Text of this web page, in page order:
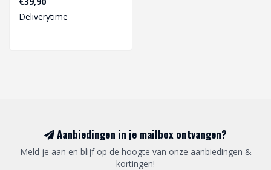
Deliverytime
Aanbiedingen in je mailbox ontvangen?
Meld je aan en blijf op de hoogte van onze aanbiedingen &
kortingen!